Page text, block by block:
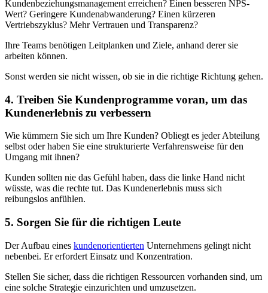
Kundenbeziehungsmanagement erreichen? Einen besseren NPS-
Wert? Geringere Kundenabwanderung? Einen kürzeren
Vertriebszyklus? Mehr Vertrauen und Transparenz?
Ihre Teams benötigen Leitplanken und Ziele, anhand derer sie
arbeiten können.
Sonst werden sie nicht wissen, ob sie in die richtige Richtung gehen.
4. Treiben Sie Kundenprogramme voran, um das
Kundenerlebnis zu verbessern
Wie kümmern Sie sich um Ihre Kunden? Obliegt es jeder Abteilung
selbst oder haben Sie eine strukturierte Verfahrensweise für den
Umgang mit ihnen?
Kunden sollten nie das Gefühl haben, dass die linke Hand nicht
wüsste, was die rechte tut. Das Kundenerlebnis muss sich
reibungslos anfühlen.
5. Sorgen Sie für die richtigen Leute
Der Aufbau eines kundenorientierten Unternehmens gelingt nicht
nebenbei. Er erfordert Einsatz und Konzentration.
Stellen Sie sicher, dass die richtigen Ressourcen vorhanden sind, um
eine solche Strategie einzurichten und umzusetzen.